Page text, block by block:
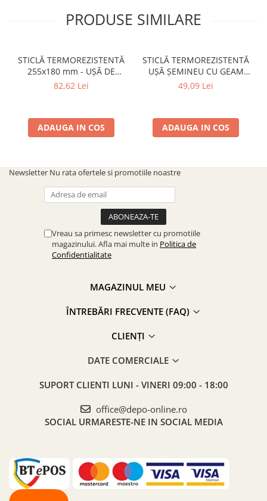
PRODUSE SIMILARE
STICLĂ TERMOREZISTENTĂ
255x180 mm - UȘĂ DE
SOBĂ/ ȘEMINEU GREC
82,62 Lei
ADAUGA IN COS
STICLĂ TERMOREZISTENTĂ
UȘĂ ȘEMINEU CU GEAM
CERBI
49,09 Lei
ADAUGA IN COS
Newsletter Nu rata ofertele si promotiile noastre
Vreau sa primesc newsletter cu promotiile
magazinului. Afla mai multe in Politica de
Confidentialitate
MAGAZINUL MEU
ÎNTREBĂRI FRECVENTE (FAQ)
CLIENȚI
DATE COMERCIALE
SUPORT CLIENTI LUNI - VINERI 09:00 - 18:00
office@depo-online.ro
SOCIAL URMARESTE-NE IN SOCIAL MEDIA